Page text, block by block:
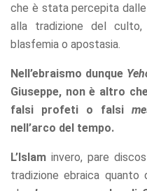
che è stata percepita
alla tradizione del culto,
blasfemia o apostasia.
Nell’ebraismo dunque
Giuseppe, non è altro
falsi profeti o falsi
nell’arco del tempo.
L’Islam invero, pare
tradizione ebraica quanto